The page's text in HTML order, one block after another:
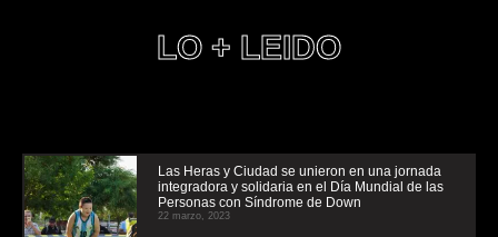
LO + LEIDO
Las Heras y Ciudad se unieron en una jornada
integradora y solidaria en el Día Mundial de las
Personas con Síndrome de Down
22 marzo, 2023